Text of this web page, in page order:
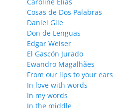
Cosas de Dos Palabras
Daniel Gile
Don de Lenguas
Edgar Weiser
El Gascón Jurado
Ewandro Magalhães
From our lips to your ears
In love with words
In my words
In the middle